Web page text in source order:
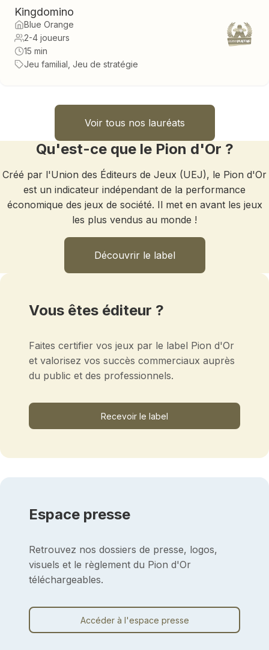
Kingdomino
Blue Orange
2-4 joueurs
15 min
Jeu familial, Jeu de stratégie
Voir tous nos lauréats
Qu'est-ce que le Pion d'Or ?
Créé par l'Union des Éditeurs de Jeux (UEJ), le Pion d'Or
est un indicateur indépendant de la performance
économique des jeux de société. Il met en avant les jeux
les plus vendus au monde !
Découvrir le label
Vous êtes éditeur ?
Faites certifier vos jeux par le label Pion d'Or
et valorisez vos succès commerciaux auprès
du public et des professionnels.
Recevoir le label
Espace presse
Retrouvez nos dossiers de presse, logos,
visuels et le règlement du Pion d'Or
téléchargeables.
Accéder à l'espace presse